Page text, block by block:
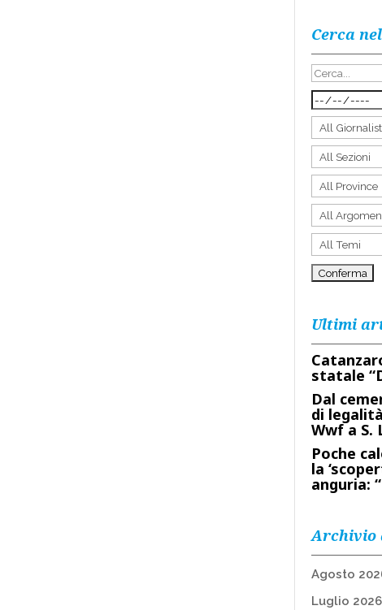
Cerca
Ultimi
statale
Dal
di
Wwf a S.
Poche
la
anguria:
Archivio
Agosto
Luglio 2026